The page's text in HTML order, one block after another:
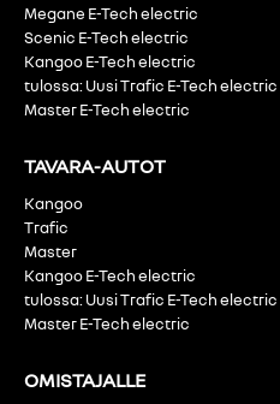
Megane E-Tech electric
Scenic E-Tech electric
Kangoo E-Tech electric
tulossa: Uusi Trafic E-Tech electric
Master E-Tech electric
TAVARA-AUTOT
Kangoo
Trafic
Master
Kangoo E-Tech electric
tulossa: Uusi Trafic E-Tech electric
Master E-Tech electric
OMISTAJALLE